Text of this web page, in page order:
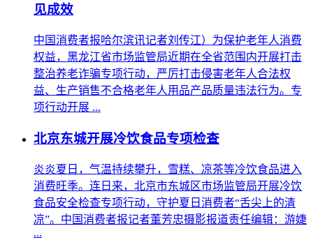
见成效
中国消费者报哈尔滨讯记者刘传江）为保护老年人消费
权益，黑龙江省市场监管局近期在全省范围内开展打击
整治养老诈骗专项行动，严厉打击侵害老年人合法权
益、生产销售不合格老年人用品产品质量违法行为。专
项行动开展 ...
北京东城开展冷饮食品专项检查
炎炎夏日，气温持续攀升，雪糕、凉茶等冷饮食品进入
消费旺季。连日来，北京市东城区市场监管局开展冷饮
食品安全检查专项行动，守护夏日消费者“舌尖上的清
凉”。中国消费者报记者董芳忠摄影报道责任编辑：游婕
...